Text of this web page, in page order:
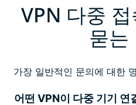
VPN 다중
묻는
가장 일반적인 문의에 대한
어떤 VPN이 다중 기기 연